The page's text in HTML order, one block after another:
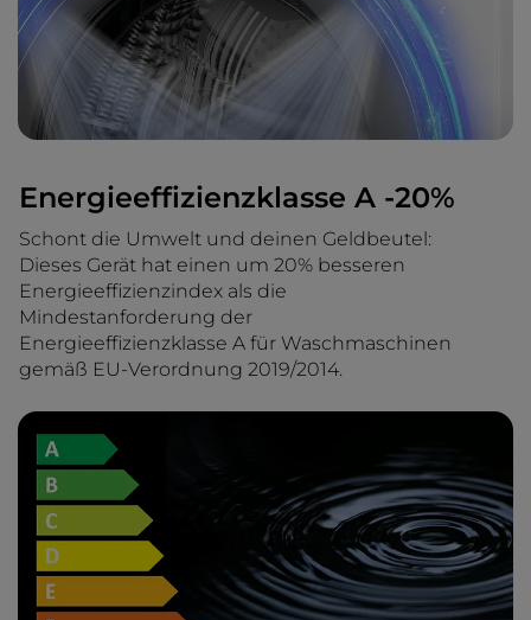
Energieeffizienzklasse A -20%
Schont die Umwelt und deinen Geldbeutel:
Dieses Gerät hat einen um 20% besseren
Energieeffizienzindex als die
Mindestanforderung der
Energieeffizienzklasse A für Waschmaschinen
gemäß EU-Verordnung 2019/2014.